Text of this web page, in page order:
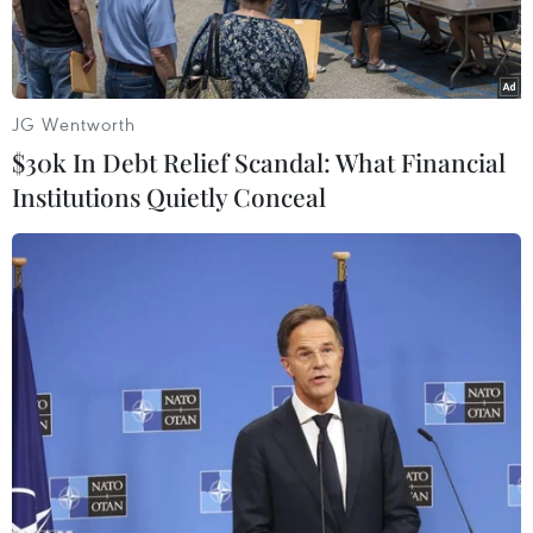
Vận chuyển cảnh quạt điện gió. (Ảnh: TTXVN)
Cục Đường bộ Việt Nam vừa phản hồi thông tin
về việc về các khó khăn, vướng mắc trong công
tác cấp giấy phép lưu hành xe vận chuyển hàng
siêu trường, siêu trọng và xe quá khổ giới hạn
chở ôtô dẫn đến ùn tắc hàng hóa tại các đầu mối
JG Wentworth
$30k In Debt Relief Scandal: What Financial
Institutions Quietly Conceal